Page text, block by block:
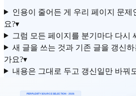
인용이 줄어든 게 우리 페이지 문
요?▾
그럼 모든 페이지를 분기마다 다시
새 글을 쓰는 것과 기존 글을 갱신
가요?▾
내용은 그대로 두고 갱신일만 바꿔